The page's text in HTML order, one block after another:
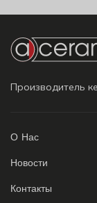
Производитель
О Нас
Новости
Контакты